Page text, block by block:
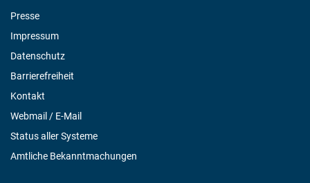
Presse
Impressum
Datenschutz
Barrierefreiheit
Kontakt
Webmail / E-Mail
Status aller Systeme
Amtliche Bekanntmachungen